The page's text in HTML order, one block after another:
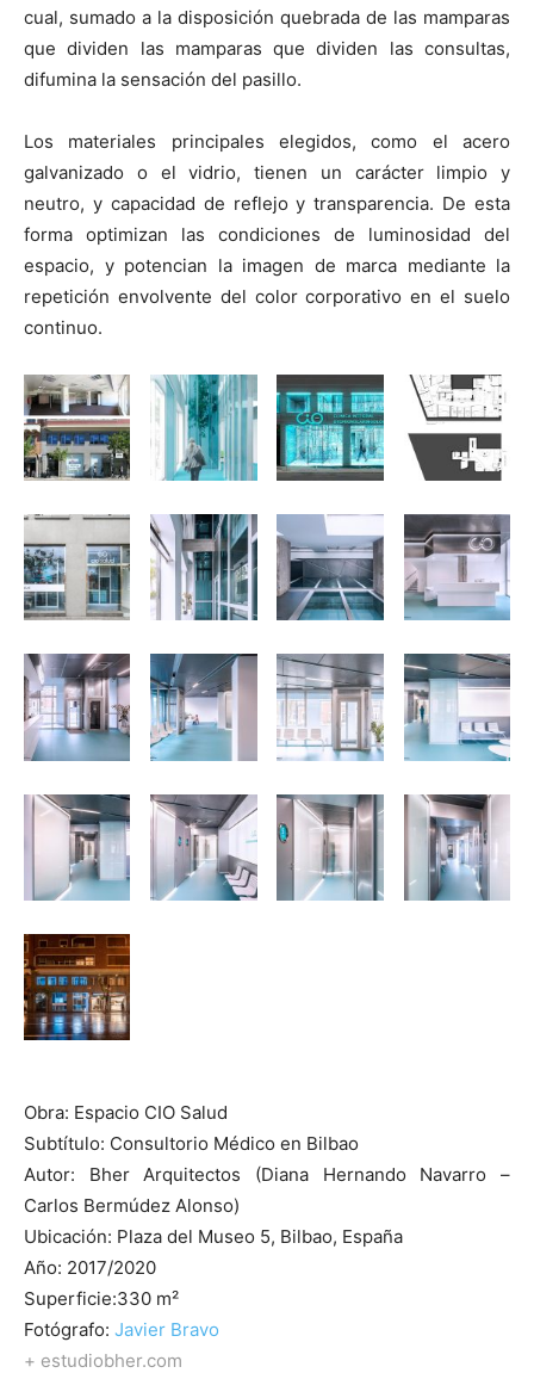
cual, sumado a la disposición quebrada de las mamparas
que dividen las mamparas que dividen las consultas,
difumina la sensación del pasillo.
Los materiales principales elegidos, como el acero
galvanizado o el vidrio, tienen un carácter limpio y
neutro, y capacidad de reflejo y transparencia. De esta
forma optimizan las condiciones de luminosidad del
espacio, y potencian la imagen de marca mediante la
repetición envolvente del color corporativo en el suelo
continuo.
Obra: Espacio CIO Salud
Subtítulo: Consultorio Médico en Bilbao
Autor: Bher Arquitectos (Diana Hernando Navarro –
Carlos Bermúdez Alonso)
Ubicación: Plaza del Museo 5, Bilbao, España
Año: 2017/2020
Superficie:330 m²
Fotógrafo: Javier Bravo
+ estudiobher.com